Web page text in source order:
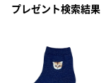
プレゼント検索結果